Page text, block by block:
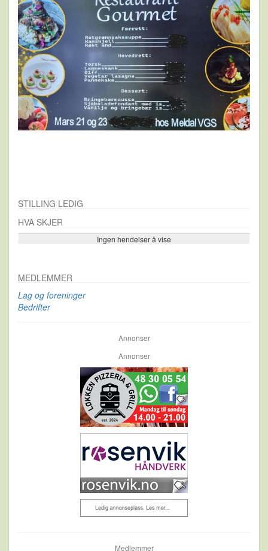
STILLING LEDIG
HVA SKJER
Ingen hendelser å vise
Se flere…
MEDLEMMER
Lag og foreninger
Bedrifter
Annonser
Annonser
Medlemmer